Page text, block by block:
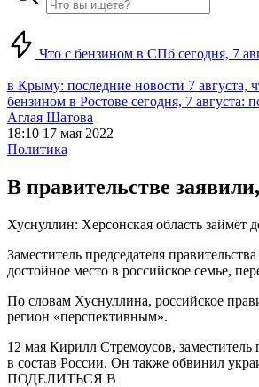
Что с бензином в СПб сегодня, 7
в Крыму: последние новости 7 августа,
бензином в Ростове сегодня, 7 августа:
Аглая Шатова
18:10 17 мая 2022
Политика
В правительстве
Хуснуллин: Херсонская область займёт
Заместитель председателя
достойное место в российское семье,
По словам Хуснуллина, российское
регион «перспективным».
12 мая Кирилл Стремоусов,
в состав России. Он также обвинил
ПОДЕЛИТЬСЯ В